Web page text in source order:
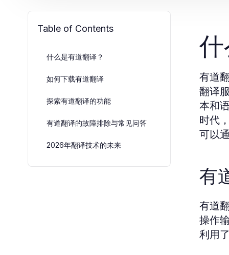
Table of Contents
什么是有道翻译？
如何下载有道翻译
探索有道翻译的功能
有道翻译的故障排除与常见问答
2026年翻译技术的未来
有道
翻译
本和
时代
可以
有
有道
操作
利用